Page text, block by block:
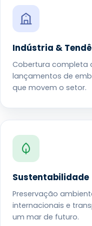
Indústria &
Cobertura completa
lançamentos de
que movem o setor.
Sustentabilidade
Preservação
internacionais e
um mar de futuro.